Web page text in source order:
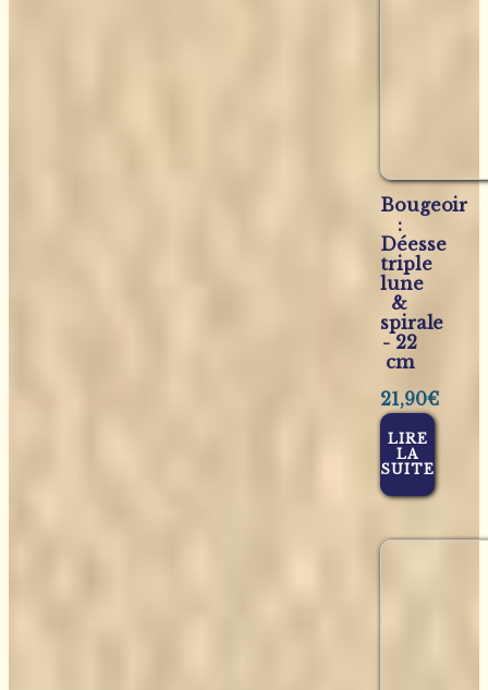
Bougeoir
:
Déesse
triple
lune
&
spirale
- 22
cm
21,90€
LIRE
LA
SUITE